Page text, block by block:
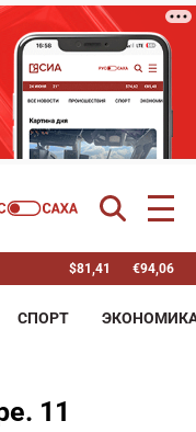
$81,41 €94,06
СПОРТ
11